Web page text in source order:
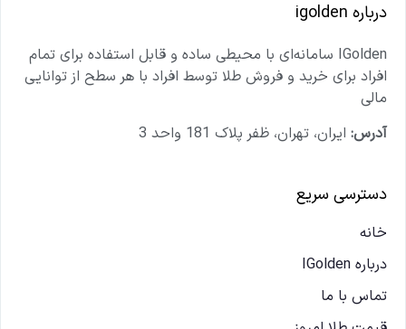
درباره igolden
IGolden سامانه‌ای با محیطی ساده و قابل استفاده برای تمام
افراد برای خرید و فروش طلا توسط افراد با هر سطح از توانایی
مالی
آدرس: ایران، تهران، ظفر پلاک 181 واحد 3
دسترسی سریع
خانه
درباره IGolden
تماس با ما